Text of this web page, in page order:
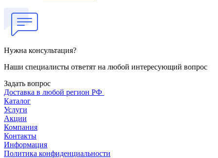
Нужна консультация?
Наши специалисты ответят на любой интересующий вопрос
Задать вопрос
Доставка в любой регион РФ
Каталог
Услуги
Акции
Компания
Контакты
Информация
Политика конфиденциальности